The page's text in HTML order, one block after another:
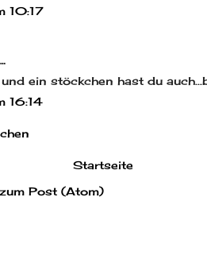
10:17
ein stöckchen hast du
16:14
Startseite
Post (Atom)